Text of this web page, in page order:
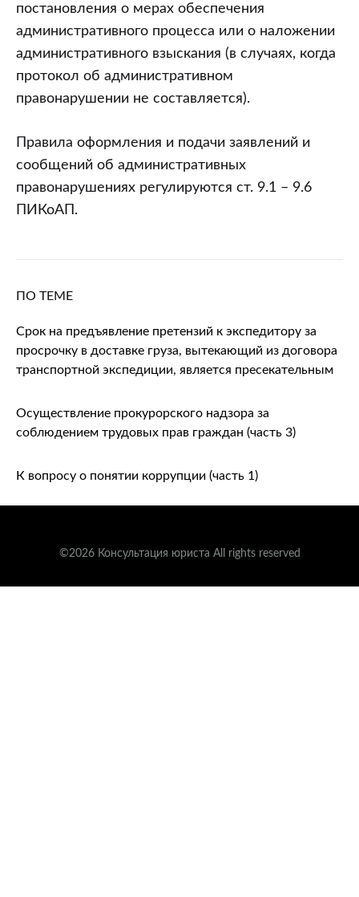
постановления о мерах обеспечения
административного процесса или о наложении
административного взыскания (в случаях, когда
протокол об административном
правонарушении не составляется).
Правила оформления и подачи заявлений и
сообщений об административных
правонарушениях регулируются ст. 9.1 – 9.6
ПИКоАП.
ПО ТЕМЕ
Срок на предъявление претензий к экспедитору за
просрочку в доставке груза, вытекающий из договора
транспортной экспедиции, является пресекательным
Осуществление прокурорского надзора за
соблюдением трудовых прав граждан (часть 3)
К вопросу о понятии коррупции (часть 1)
©2026 Консультация юриста All rights reserved